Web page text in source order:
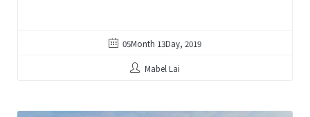
05Month 13Day, 2019
Mabel Lai